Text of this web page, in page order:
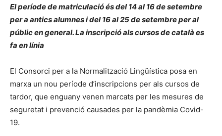
El període de matriculació és del 14 al 16 de setembre
per a antics alumnes i del 16 al 25 de setembre per al
públic en general. La inscripció als cursos de català es
fa en línia
El Consorci per a la Normalització Lingüística posa en
marxa un nou període d’inscripcions per als cursos de
tardor, que enguany venen marcats per les mesures de
seguretat i prevenció causades per la pandèmia Covid-
19.